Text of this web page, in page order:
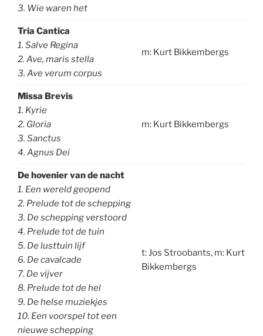
3. Wie waren het
Tria Cantica
1. Salve Regina
2. Ave, maris stella
3. Ave verum corpus
m: Kurt Bikkembergs
Missa Brevis
1. Kyrie
2. Gloria
3. Sanctus
4. Agnus Dei
m: Kurt Bikkembergs
De hovenier van de nacht
1. Een wereld geopend
2. Prelude tot de schepping
3. De schepping verstoord
4. Prelude tot de tuin
5. De lusttuin lijf
6. De cavalcade
7. De vijver
8. Prelude tot de hel
9. De helse muziekjes
10. Een voorspel tot een
nieuwe schepping
t: Jos Stroobants, m: Kurt
Bikkembergs